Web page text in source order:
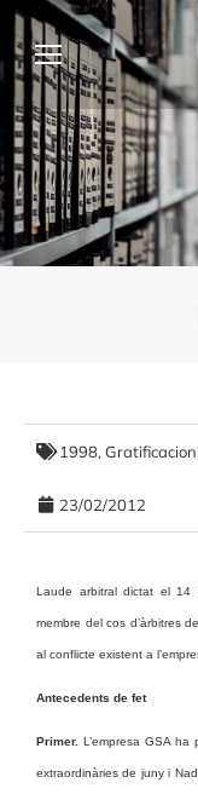
1998,
23/02/2012
Laude arbitral dictat el 14
membre del cos d’àrbitres
al conflicte existent a
Antecedents de fet
Primer. L’empresa GSA
extraordinàries de juny i